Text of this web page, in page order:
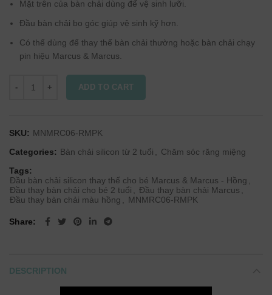
Mặt trên của bàn chải dùng để vệ sinh lưỡi.
Đầu bàn chải bo góc giúp vệ sinh kỹ hơn.
Có thể dùng để thay thế bàn chải thường hoặc bàn chải chạy
pin hiệu Marcus & Marcus.
ADD TO CART
SKU: MNMRC06-RMPK
Categories: Bàn chải silicon từ 2 tuổi , Chăm sóc răng miệng
Tags:
Đầu bàn chải silicon thay thế cho bé Marcus & Marcus - Hồng ,
Đầu thay bàn chải cho bé 2 tuổi , Đầu thay bàn chải Marcus ,
Đầu thay bàn chải màu hồng , MNMRC06-RMPK
Share
DESCRIPTION